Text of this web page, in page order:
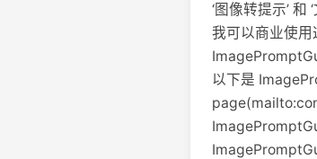
‘图像转提示’ 和
我可以商业使用
以下是
page(mailto: